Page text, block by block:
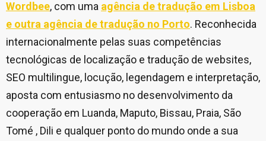
Wordbee, com uma agência de tradução em Lisboa
e outra agência de tradução no Porto. Reconhecida
internacionalmente pelas suas competências
tecnológicas de localização e tradução de websites,
SEO multilingue, locução, legendagem e interpretação,
aposta com entusiasmo no desenvolvimento da
cooperação em Luanda, Maputo, Bissau, Praia, São
Tomé , Dili e qualquer ponto do mundo onde a sua